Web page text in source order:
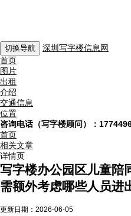
切换导航
深圳写字楼信息网
首页
图片
出租
介绍
交通信息
位置
咨询电话（写字楼顾问）：
首页
相关文章
详情页
写字楼办公园区儿童陪
需额外考虑哪些人员进
更新日期： 2026-06-05